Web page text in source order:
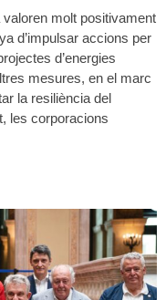
molt positivament
d’impulsar accions per
d’energies
mesures, en el marc
la resiliència del
les corporacions